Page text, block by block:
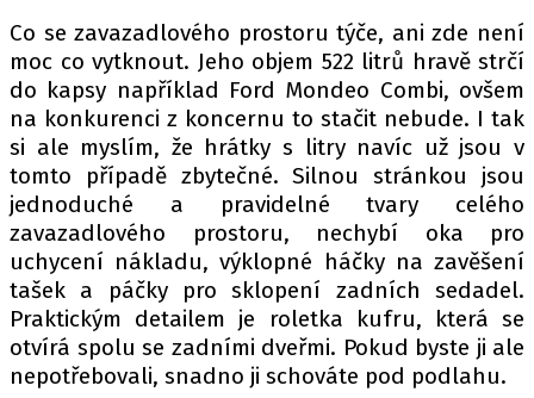
Co se zavazadlového prostoru týče, ani zde není
moc co vytknout. Jeho objem 522 litrů hravě strčí
do kapsy například Ford Mondeo Combi, ovšem
na konkurenci z koncernu to stačit nebude. I tak
si ale myslím, že hrátky s litry navíc už jsou v
tomto případě zbytečné. Silnou stránkou jsou
jednoduché a pravidelné tvary celého
zavazadlového prostoru, nechybí oka pro
uchycení nákladu, výklopné háčky na zavěšení
tašek a páčky pro sklopení zadních sedadel.
Praktickým detailem je roletka kufru, která se
otvírá spolu se zadními dveřmi. Pokud byste ji ale
nepotřebovali, snadno ji schováte pod podlahu.